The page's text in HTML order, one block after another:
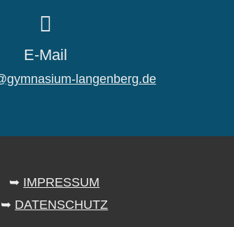
E-Mail
langenberg.de
➥ IMPRESSUM
➥ DATENSCHUTZ